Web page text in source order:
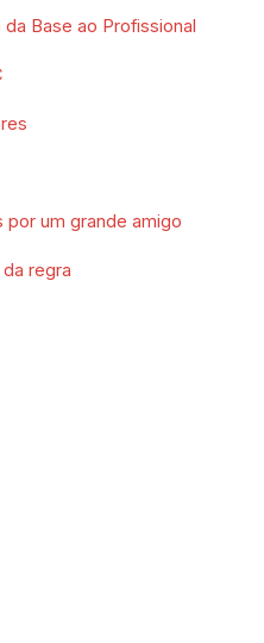
Base ao Profissional
por um grande amigo
regra